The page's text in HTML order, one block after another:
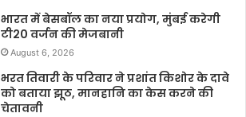
भारत में बेसबॉल का नया प्रयोग, मुंबई करेगी
टी20 वर्जन की मेजबानी
August 6, 2026
भरत तिवारी के परिवार ने प्रशांत किशोर के दावे
को बताया झूठ, मानहानि का केस करने की
चेतावनी